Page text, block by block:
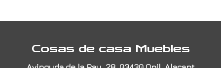
Cosas de casa Muebles